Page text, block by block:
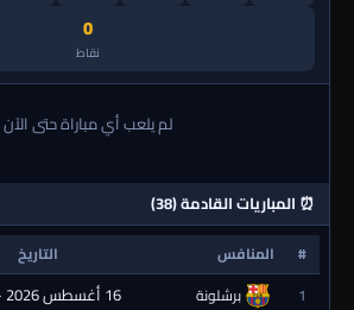
0
نقاط
لم يلعب أي مباراة حتى الآن
⏰ المباريات القادمة (38)
# المنافس التاريخ
1
برشلونة 16 أغسطس 2026 - 18:00